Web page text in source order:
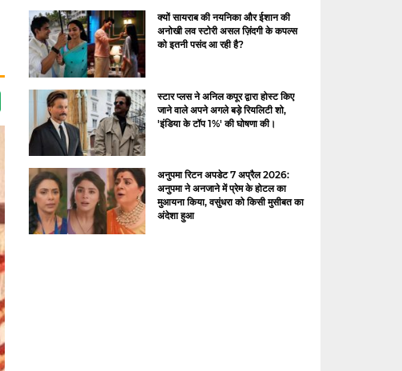
क्यों सायराब की नयनिका और ईशान की
अनोखी लव स्टोरी असल ज़िंदगी के कपल्स
को इतनी पसंद आ रही है?
स्टार प्लस ने अनिल कपूर द्वारा होस्ट किए
जाने वाले अपने अगले बड़े रियलिटी शो,
'इंडिया के टॉप 1%' की घोषणा की।
अनुपमा रिटन अपडेट 7 अप्रैल 2026:
अनुपमा ने अनजाने में प्रेम के होटल का
मुआयना किया, वसुंधरा को किसी मुसीबत का
अंदेशा हुआ